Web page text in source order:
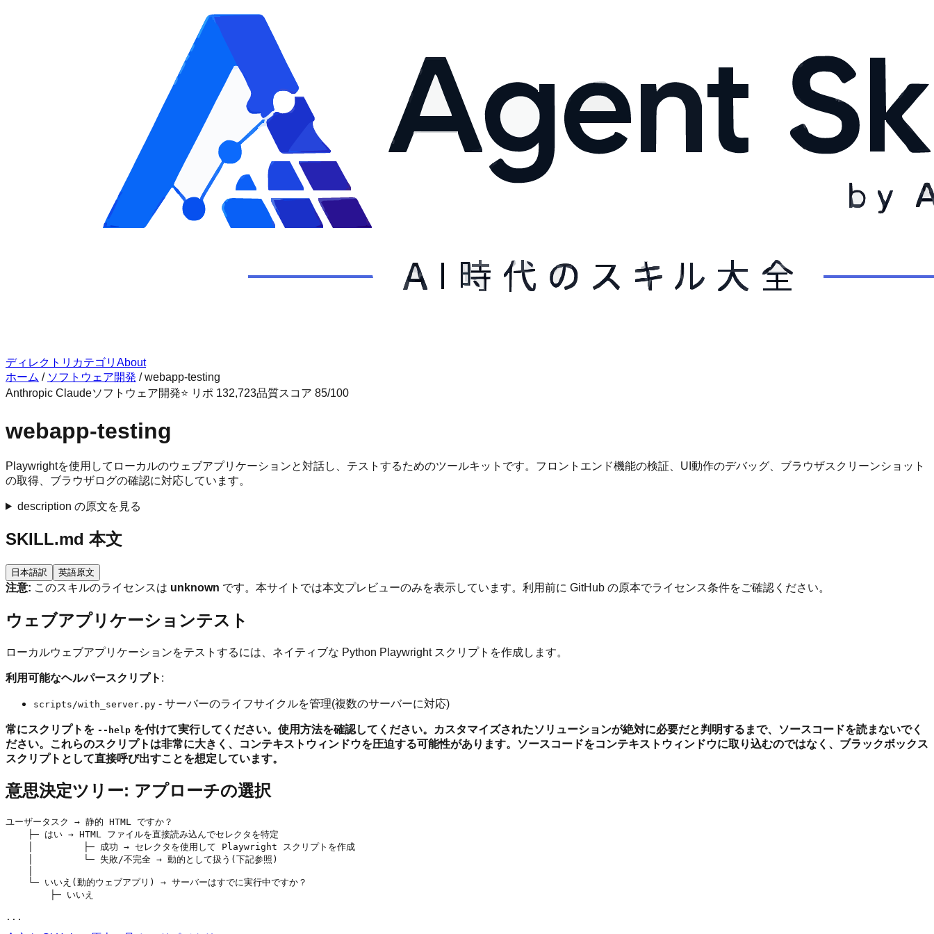
ディレクトリ カテゴリ About
ホーム / ソフトウェア開発 /webapp-testing
Anthropic Claudeソフトウェア開発⭐ リポ 132,723品質スコア 85/100
webapp-testing
Playwrightを使用してローカルのウェブアプリケーションと対話し、テストするためのツールキットです。フロントエンド機能の検証、UI動作のデバッグ、ブラウザスクリーンショット
の取得、ブラウザログの確認に対応しています。
description の原文を見る
SKILL.md 本文
日本語訳 英語原文
注意: このスキルのライセンスは unknown です。本サイトでは本文プレビューのみを表示しています。利用前に GitHub の原本でライセンス条件をご確認ください。
ウェブアプリケーションテスト
ローカルウェブアプリケーションをテストするには、ネイティブな Python Playwright スクリプトを作成します。
利用可能なヘルパースクリプト :
scripts/with_server.py - サーバーのライフサイクルを管理(複数のサーバーに対応)
常にスクリプトを --help を付けて実行してください。使用方法を確認してください。カスタマイズされたソリューションが絶対に必要だと判明するまで、ソースコードを読まないでく
ださい。これらのスクリプトは非常に大きく、コンテキストウィンドウを圧迫する可能性があります。ソースコードをコンテキストウィンドウに取り込むのではなく、ブラックボックス
スクリプトとして直接呼び出すことを想定しています。
意思決定ツリー: アプローチの選択
ユーザータスク → 静的 HTML ですか？
    ├─ はい → HTML ファイルを直接読み込んでセレクタを特定
    │         ├─ 成功 → セレクタを使用して Playwright スクリプトを作成
    │         └─ 失敗/不完全 → 動的として扱う(下記参照)
    └─ いいえ(動的ウェブアプリ) → サーバーはすでに実行中ですか？
        ├─ いいえ